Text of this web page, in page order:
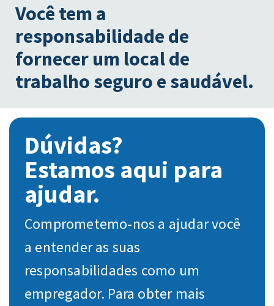
Você tem a
responsabilidade de
fornecer um local de
trabalho seguro e saudável.
Dúvidas?
Estamos aqui para
ajudar.
Comprometemo-nos a ajudar você
a entender as suas
responsabilidades como um
empregador. Para obter mais